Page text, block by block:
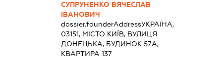
СУПРУНЕНКО ВЯЧЕСЛАВ
ІВАНОВИЧ
dossier.founderAddressУКРАЇНА,
03151, МІСТО КИЇВ, ВУЛИЦЯ
ДОНЕЦЬКА, БУДИНОК 57А,
КВАРТИРА 137